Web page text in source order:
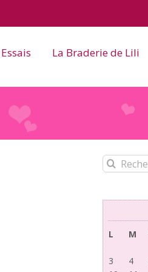
Essais La Braderie de Lili
Rechercher:
L
M
3
4